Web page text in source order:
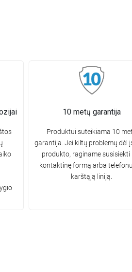
10 metų garantija
Produktui suteikiama 10
garantija. Jei kiltų problemų dėl
produkto, raginame susisiekti
kontaktinę formą arba
karštąją liniją.